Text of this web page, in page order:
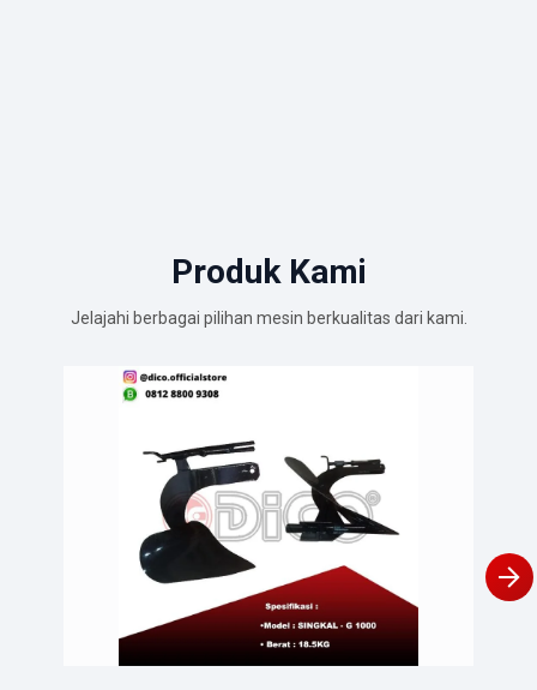
Produk Kami
Jelajahi berbagai pilihan mesin berkualitas dari kami.